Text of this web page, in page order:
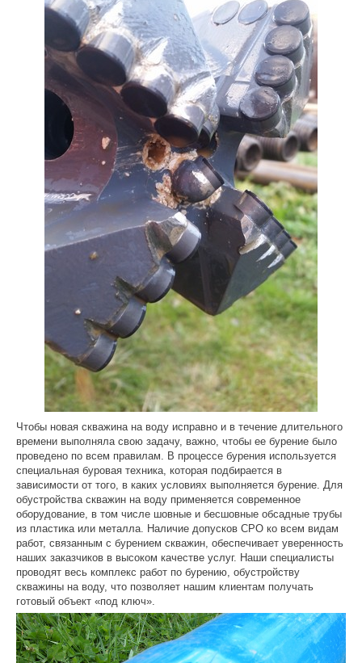
Чтобы новая скважина на воду исправно и в течение длительного
времени выполняла свою задачу, важно, чтобы ее бурение было
проведено по всем правилам. В процессе бурения используется
специальная буровая техника, которая подбирается в
зависимости от того, в каких условиях выполняется бурение. Для
обустройства скважин на воду применяется современное
оборудование, в том числе шовные и бесшовные обсадные трубы
из пластика или металла. Наличие допусков СРО ко всем видам
работ, связанным с бурением скважин, обеспечивает уверенность
наших заказчиков в высоком качестве услуг. Наши специалисты
проводят весь комплекс работ по бурению, обустройству
скважины на воду, что позволяет нашим клиентам получать
готовый объект «под ключ».